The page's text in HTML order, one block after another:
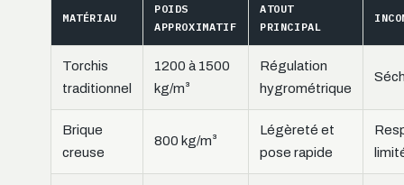
MATÉRIAU
POIDS
APPROXIMATIF
ATOUT
PRINCIPAL
Torchis
traditionnel
1200 à 1500
kg/m³
Régulation
hygrométrique
Brique
creuse
800 kg/m³
Légèreté et
pose rapide